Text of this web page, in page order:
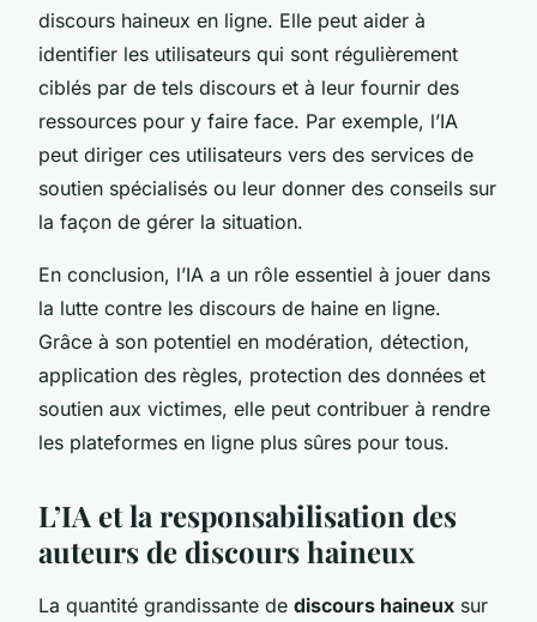
discours haineux en ligne. Elle peut aider à
identifier les utilisateurs qui sont régulièrement
ciblés par de tels discours et à leur fournir des
ressources pour y faire face. Par exemple, l’IA
peut diriger ces utilisateurs vers des services de
soutien spécialisés ou leur donner des conseils sur
la façon de gérer la situation.
En conclusion, l’IA a un rôle essentiel à jouer dans
la lutte contre les discours de haine en ligne.
Grâce à son potentiel en modération, détection,
application des règles, protection des données et
soutien aux victimes, elle peut contribuer à rendre
les plateformes en ligne plus sûres pour tous.
L’IA et la responsabilisation des
auteurs de discours haineux
La quantité grandissante de discours haineux sur